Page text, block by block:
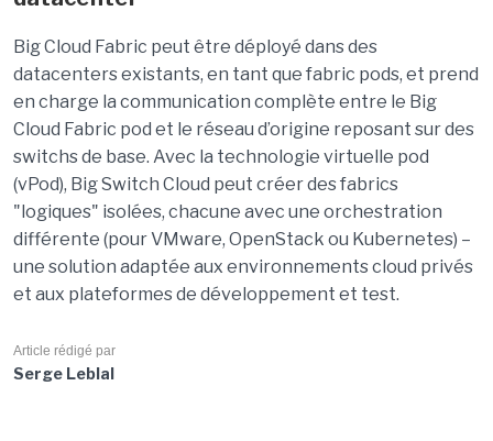
Big Cloud Fabric peut être déployé dans des
datacenters existants, en tant que fabric pods, et prend
en charge la communication complète entre le Big
Cloud Fabric pod et le réseau d’origine reposant sur des
switchs de base. Avec la technologie virtuelle pod
(vPod), Big Switch Cloud peut créer des fabrics
"logiques" isolées, chacune avec une orchestration
différente (pour VMware, OpenStack ou Kubernetes) –
une solution adaptée aux environnements cloud privés
et aux plateformes de développement et test.
Article rédigé par
Serge Leblal